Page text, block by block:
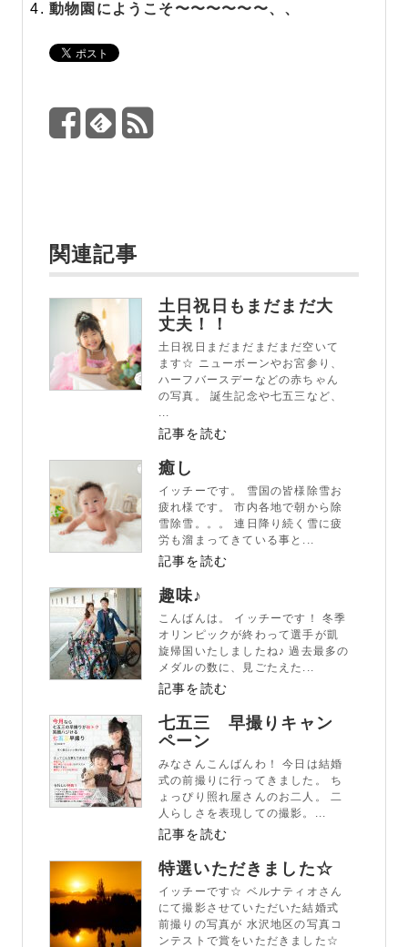
動物園にようこそ〜〜〜〜〜〜、、
関連記事
土日祝日もまだまだ大
丈夫！！
土日祝日まだまだまだまだ空いて
ます☆ ニューボーンやお宮参り、
ハーフバースデーなどの赤ちゃん
の写真。 誕生記念や七五三など、
...
記事を読む
癒し
イッチーです。 雪国の皆様除雪お
疲れ様です。 市内各地で朝から除
雪除雪。。。 連日降り続く雪に疲
労も溜まってきている事と...
記事を読む
趣味♪
こんばんは。 イッチーです！ 冬季
オリンピックが終わって選手が凱
旋帰国いたしましたね♪ 過去最多の
メダルの数に、見ごたえた...
記事を読む
七五三 早撮りキャン
ペーン
みなさんこんばんわ！ 今日は結婚
式の前撮りに行ってきました。 ち
ょっぴり照れ屋さんのお二人。 二
人らしさを表現しての撮影。...
記事を読む
特選いただきました☆
イッチーです☆ ベルナティオさん
にて撮影させていただいた結婚式
前撮りの写真が 水沢地区の写真コ
ンテストで賞をいただきました☆